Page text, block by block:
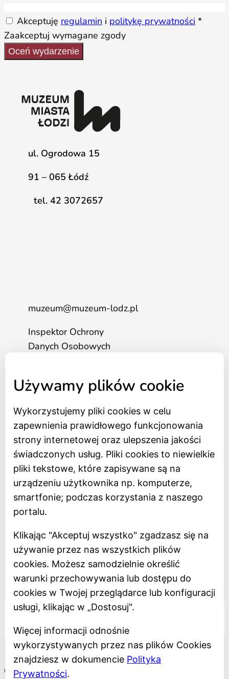
Akceptuję regulamin i politykę prywatności *
Zaakceptuj wymagane zgody
Oceń wydarzenie
ul. Ogrodowa 15
91 – 065 Łódź
tel. 42 3072657
muzeum@muzeum-lodz.pl
Inspektor Ochrony
Danych Osobowych
Strona główna
Bilety online
BIP
Oceń Muzeum
Newsletter
Deklaracja dostępności
Regulamin
Dostępność
Projekt dofinansowany z Unii Europejskiej
©2026 Muzeum Miasta Łodzi
Używamy plików cookie
Wykorzystujemy pliki cookies w celu
zapewnienia prawidłowego funkcjonowania
strony internetowej oraz ulepszenia jakości
świadczonych usług. Pliki cookies to niewielkie
pliki tekstowe, które zapisywane są na
urządzeniu użytkownika np. komputerze,
smartfonie; podczas korzystania z naszego
portalu.
Klikając "Akceptuj wszystko" zgadzasz się na
używanie przez nas wszystkich plików
cookies. Możesz samodzielnie określić
warunki przechowywania lub dostępu do
cookies w Twojej przeglądarce lub konfiguracji
usługi, klikając w „Dostosuj".
Więcej informacji odnośnie
wykorzystywanych przez nas plików Cookies
znajdziesz w dokumencie Polityka
Prywatności.